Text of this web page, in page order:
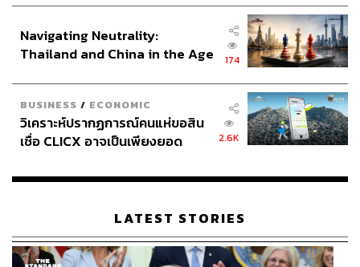
Navigating Neutrality:
Thailand and China in the Age
174
BUSINESS / ECONOMIC
วิเคราะห์ปรากฏการณ์คนแห่ขอสิน
เชื่อ CLICX อาจเป็นเพียงยอด
เรือนไทยที่ถูกซุกไว้
2.6K
LATEST STORIES